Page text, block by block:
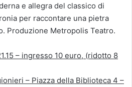
e allegra del classico di
per raccontare una pietra
Produzione Metropolis Teatro.
– ingresso 10 euro, (ridotto 8
– Piazza della Biblioteca 4 –